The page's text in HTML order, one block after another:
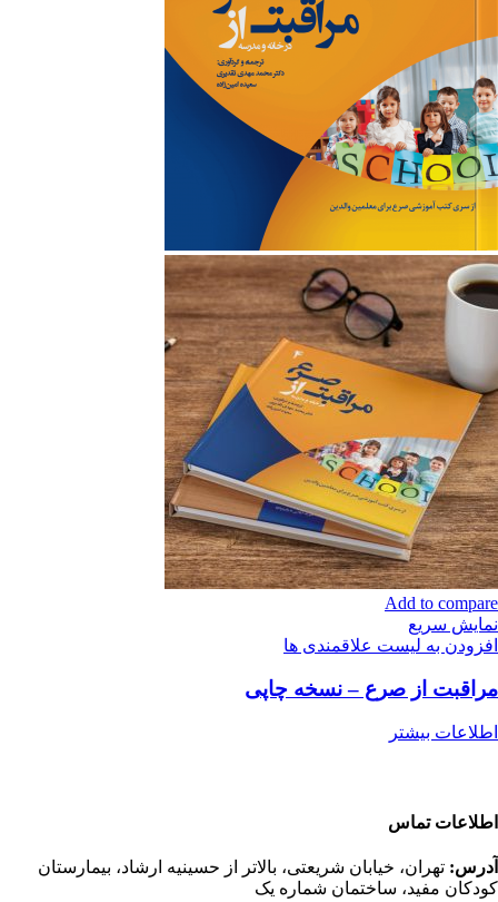
Add to compare
نمایش سریع
افزودن به لیست علاقمندی ها
مراقبت از صرع – نسخه چاپی
اطلاعات بیشتر
اطلاعات تماس
آدرس: تهران، خیابان شریعتی، بالاتر از حسینیه ارشاد، بیمارستان
کودکان مفید، ساختمان شماره یک